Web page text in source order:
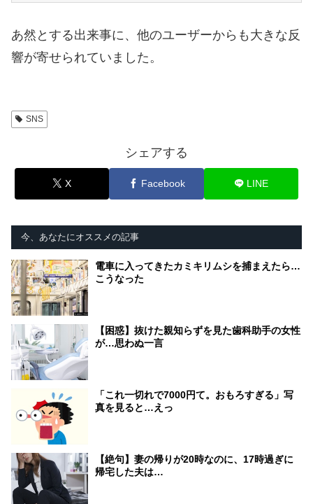
あ然とする出来事に、他のユーザーからも大きな反
響が寄せられていました。
SNS
シェアする
X Facebook LINE
今、あなたにオススメの記事
電車に入ってきたカミキリムシを捕まえたら…
こうなった
【困惑】抜けた親知らずを見た歯科助手の女性
が…思わぬ一言
「これ一切れで7000円て。おもろすぎる」写
真を見ると…えっ
【絶句】妻の帰りが20時なのに、17時過ぎに
帰宅した夫は…